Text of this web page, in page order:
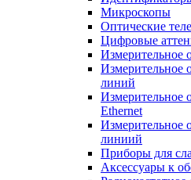
Микроскопы
Оптические
Цифровые
Измерительное
Измерительное
линий
Измерительное
Ethernet
Измерительное
линиий
Приборы для
Аксессуары к